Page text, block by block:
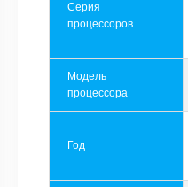
Серия
процессоров
Модель
процессора
Год